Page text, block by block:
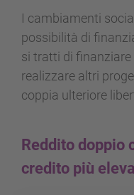
I cambiamenti
possibilità di
si tratti di
realizzare altri
coppia ulteriore
Reddito doppio
credito più